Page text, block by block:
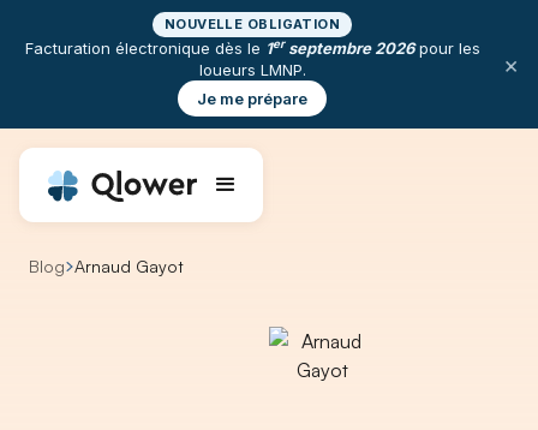
NOUVELLE OBLIGATION
Facturation électronique dès le 1erseptembre 2026pour les
loueurs LMNP.
Je me prépare
×
Blog Arnaud Gayot